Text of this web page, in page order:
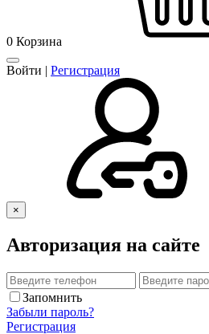
0 Корзина
Войти | Регистрация
×
Авторизация на сайте
Запомнить
Забыли пароль?
Регистрация